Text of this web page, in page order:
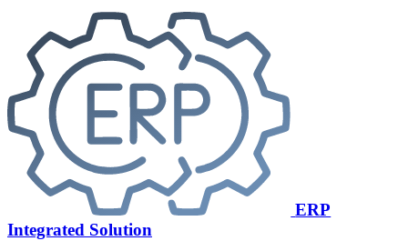
ERP
Integrated Solution